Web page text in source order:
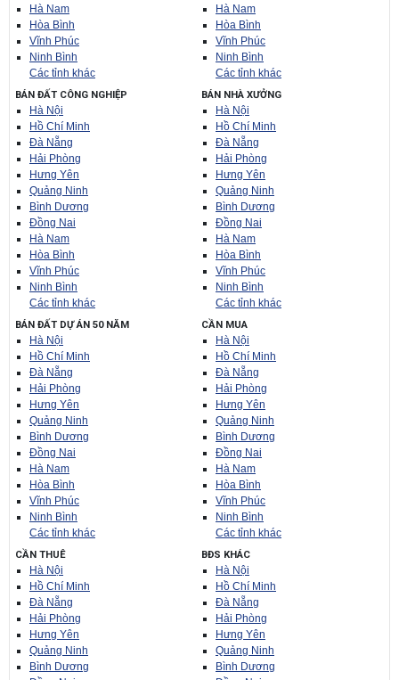
Đồng Nai
Hà Nam
Hòa Bình
Vĩnh Phúc
Ninh Bình
Đồng Nai
Hà Nam
Hòa Bình
Vĩnh Phúc
Ninh Bình
BÁN ĐẤT CÔNG NGHIỆP
Hà Nội
Hồ Chí Minh
Đà Nẵng
Hải Phòng
Hưng Yên
Quảng Ninh
Bình Dương
Đồng Nai
Hà Nam
Hòa Bình
Vĩnh Phúc
Ninh Bình
BÁN NHÀ XƯỞNG
Hà Nội
Hồ Chí Minh
Đà Nẵng
Hải Phòng
Hưng Yên
Quảng Ninh
Bình Dương
Đồng Nai
Hà Nam
Hòa Bình
Vĩnh Phúc
Ninh Bình
BÁN ĐẤT DỰ ÁN 50 NĂM
Hà Nội
Hồ Chí Minh
Đà Nẵng
Hải Phòng
Hưng Yên
Quảng Ninh
Bình Dương
Đồng Nai
Hà Nam
Hòa Bình
Vĩnh Phúc
Ninh Bình
CẦN MUA
Hà Nội
Hồ Chí Minh
Đà Nẵng
Hải Phòng
Hưng Yên
Quảng Ninh
Bình Dương
Đồng Nai
Hà Nam
Hòa Bình
Vĩnh Phúc
Ninh Bình
CẦN THUÊ
Hà Nội
Hồ Chí Minh
Đà Nẵng
Hải Phòng
Hưng Yên
Quảng Ninh
BĐS KHÁC
Hà Nội
Hồ Chí Minh
Đà Nẵng
Hải Phòng
Hưng Yên
Quảng Ninh